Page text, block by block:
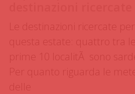
Le destinazioni ricercate per
questa estate: quattro tra le
prime 10 localitÃ sono sarde
Per quanto riguarda le mete
delle